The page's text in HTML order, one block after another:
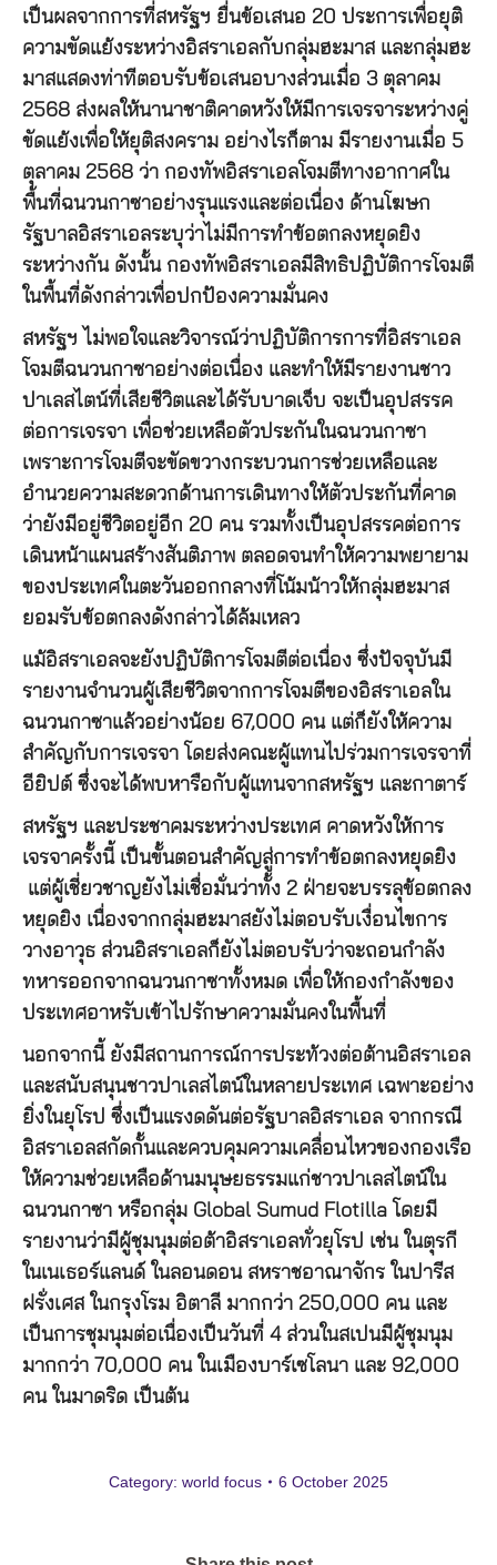
เป็นผลจากการที่สหรัฐฯ ยื่นข้อเสนอ 20 ประการเพื่อยุติ
ความขัดแย้งระหว่างอิสราเอลกับกลุ่มฮะมาส และกลุ่มฮะ
มาสแสดงท่าทีตอบรับข้อเสนอบางส่วนเมื่อ 3 ตุลาคม
2568 ส่งผลให้นานาชาติคาดหวังให้มีการเจรจาระหว่างคู่
ขัดแย้งเพื่อให้ยุติสงคราม อย่างไรก็ตาม มีรายงานเมื่อ 5
ตุลาคม 2568 ว่า กองทัพอิสราเอลโจมตีทางอากาศใน
พื้นที่ฉนวนกาซาอย่างรุนแรงและต่อเนื่อง ด้านโฆษก
รัฐบาลอิสราเอลระบุว่าไม่มีการทำข้อตกลงหยุดยิง
ระหว่างกัน ดังนั้น กองทัพอิสราเอลมีสิทธิปฏิบัติการโจมตี
ในพื้นที่ดังกล่าวเพื่อปกป้องความมั่นคง
สหรัฐฯ ไม่พอใจและวิจารณ์ว่าปฏิบัติการการที่อิสราเอล
โจมตีฉนวนกาซาอย่างต่อเนื่อง และทำให้มีรายงานชาว
ปาเลสไตน์ที่เสียชีวิตและได้รับบาดเจ็บ จะเป็นอุปสรรค
ต่อการเจรจา เพื่อช่วยเหลือตัวประกันในฉนวนกาซา
เพราะการโจมตีจะขัดขวางกระบวนการช่วยเหลือและ
อำนวยความสะดวกด้านการเดินทางให้ตัวประกันที่คาด
ว่ายังมีอยู่ชีวิตอยู่อีก 20 คน รวมทั้งเป็นอุปสรรคต่อการ
เดินหน้าแผนสร้างสันติภาพ ตลอดจนทำให้ความพยายาม
ของประเทศในตะวันออกกลางที่โน้มน้าวให้กลุ่มฮะมาส
ยอมรับข้อตกลงดังกล่าวได้ล้มเหลว
แม้อิสราเอลจะยังปฏิบัติการโจมตีต่อเนื่อง ซึ่งปัจจุบันมี
รายงานจำนวนผู้เสียชีวิตจากการโจมตีของอิสราเอลใน
ฉนวนกาซาแล้วอย่างน้อย 67,000 คน แต่ก็ยังให้ความ
สำคัญกับการเจรจา โดยส่งคณะผู้แทนไปร่วมการเจรจาที่
อียิปต์ ซึ่งจะได้พบหารือกับผู้แทนจากสหรัฐฯ และกาตาร์
สหรัฐฯ และประชาคมระหว่างประเทศ คาดหวังให้การ
เจรจาครั้งนี้ เป็นขั้นตอนสำคัญสู่การทำข้อตกลงหยุดยิง
แต่ผู้เชี่ยวชาญยังไม่เชื่อมั่นว่าทั้ง 2 ฝ่ายจะบรรลุข้อตกลง
หยุดยิง เนื่องจากกลุ่มฮะมาสยังไม่ตอบรับเงื่อนไขการ
วางอาวุธ ส่วนอิสราเอลก็ยังไม่ตอบรับว่าจะถอนกำลัง
ทหารออกจากฉนวนกาซาทั้งหมด เพื่อให้กองกำลังของ
ประเทศอาหรับเข้าไปรักษาความมั่นคงในพื้นที่
นอกจากนี้ ยังมีสถานการณ์การประท้วงต่อต้านอิสราเอล
และสนับสนุนชาวปาเลสไตน์ในหลายประเทศ เฉพาะอย่าง
ยิ่งในยุโรป ซึ่งเป็นแรงดดันต่อรัฐบาลอิสราเอล จากกรณี
อิสราเอลสกัดกั้นและควบคุมความเคลื่อนไหวของกองเรือ
ให้ความช่วยเหลือด้านมนุษยธรรมแก่ชาวปาเลสไตน์ใน
ฉนวนกาซา หรือกลุ่ม Global Sumud Flotilla โดยมี
รายงานว่ามีผู้ชุมนุมต่อต้าอิสราเอลทั่วยุโรป เช่น ในตุรกี
ในเนเธอร์แลนด์ ในลอนดอน สหราชอาณาจักร ในปารีส
ฝรั่งเศส ในกรุงโรม อิตาลี มากกว่า 250,000 คน และ
เป็นการชุมนุมต่อเนื่องเป็นวันที่ 4 ส่วนในสเปนมีผู้ชุมนุม
มากกว่า 70,000 คน ในเมืองบาร์เซโลนา และ 92,000
คน ในมาดริด เป็นต้น
Category: world focus 6 October 2025